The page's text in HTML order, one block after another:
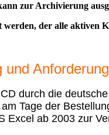
zur Archivierung
der alle aktiven
und Anforderung
durch die
Tage der
Excel ab 2003 zur